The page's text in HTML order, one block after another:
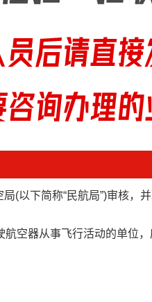
(以下简称“民航局”)审核，
空器从事飞行活动的单位